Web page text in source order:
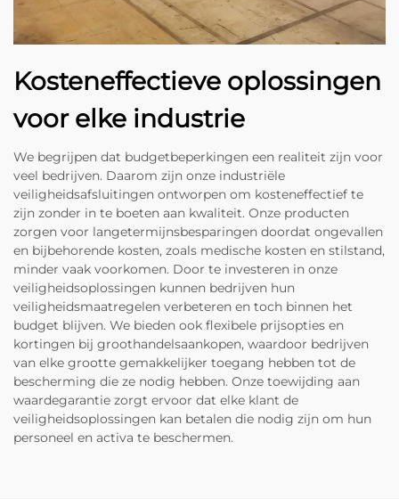
Kosteneffectieve oplossingen
voor elke industrie
We begrijpen dat budgetbeperkingen een realiteit zijn voor
veel bedrijven. Daarom zijn onze industriële
veiligheidsafsluitingen ontworpen om kosteneffectief te
zijn zonder in te boeten aan kwaliteit. Onze producten
zorgen voor langetermijnsbesparingen doordat ongevallen
en bijbehorende kosten, zoals medische kosten en stilstand,
minder vaak voorkomen. Door te investeren in onze
veiligheidsoplossingen kunnen bedrijven hun
veiligheidsmaatregelen verbeteren en toch binnen het
budget blijven. We bieden ook flexibele prijsopties en
kortingen bij groothandelsaankopen, waardoor bedrijven
van elke grootte gemakkelijker toegang hebben tot de
bescherming die ze nodig hebben. Onze toewijding aan
waardegarantie zorgt ervoor dat elke klant de
veiligheidsoplossingen kan betalen die nodig zijn om hun
personeel en activa te beschermen.